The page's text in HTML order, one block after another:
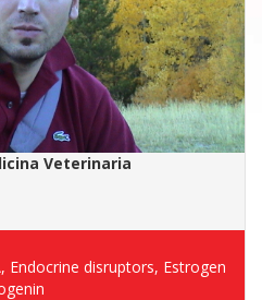
Veterinaria
Endocrine disruptors, Estrogen